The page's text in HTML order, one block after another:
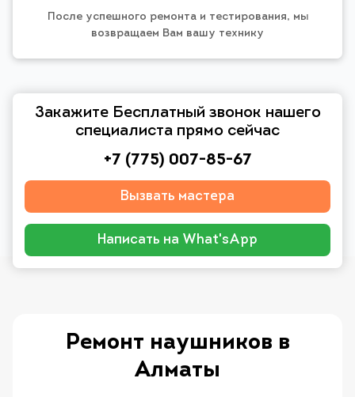
После успешного ремонта и тестирования, мы
возвращаем Вам вашу технику
Закажите Бесплатный звонок нашего
специалиста прямо сейчас
+7 (775) 007-85-67
Вызвать мастера
Написать на What'sApp
Ремонт наушников в
Алматы